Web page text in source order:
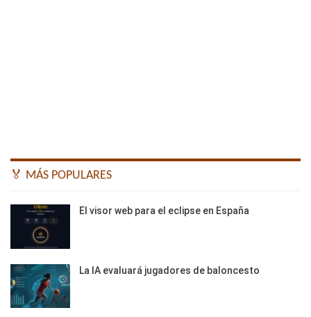
🏅 MÁS POPULARES
El visor web para el eclipse en España
La IA evaluará jugadores de baloncesto